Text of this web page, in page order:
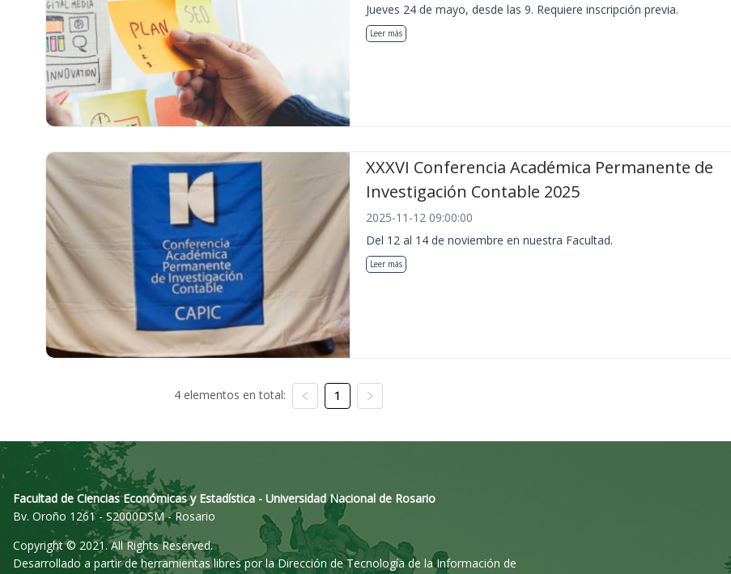
Jueves 24 de mayo, desde las 9. Requiere inscripción previa.
Leer más
XXXVI Conferencia Académica Permanente de
Investigación Contable 2025
2025-11-12 09:00:00
Del 12 al 14 de noviembre en nuestra Facultad.
Leer más
4 elementos en total: 1
Facultad de Ciencias Económicas y Estadística - Universidad Nacional de Rosario
Bv. Oroño 1261 - S2000DSM - Rosario
Copyright © 2021. All Rights Reserved.
Desarrollado a partir de herramientas libres por la Dirección de Tecnología de la Información de